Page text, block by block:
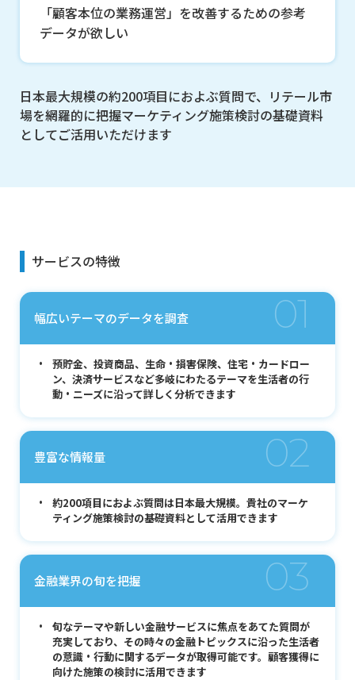
「顧客本位の業務運営」を改善するための参考
データが欲しい
日本最大規模の約200項目におよぶ質問で、リテール市
場を網羅的に把握マーケティング施策検討の基礎資料
としてご活用いただけます
サービスの特徴
幅広いテーマのデータを調査 01
預貯金、投資商品、生命・損害保険、住宅・カードロー
ン、決済サービスなど多岐にわたるテーマを生活者の行
動・ニーズに沿って詳しく分析できます
豊富な情報量 02
約200項目におよぶ質問は日本最大規模。貴社のマーケ
ティング施策検討の基礎資料として活用できます
金融業界の旬を把握 03
旬なテーマや新しい金融サービスに焦点をあてた質問が
充実しており、その時々の金融トピックスに沿った生活者
の意識・行動に関するデータが取得可能です。顧客獲得に
向けた施策の検討に活用できます